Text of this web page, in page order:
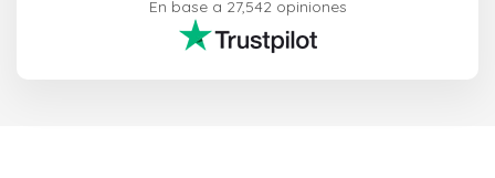
En base a 27,542 opiniones